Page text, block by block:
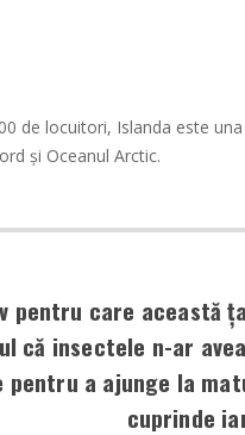
de locuitori, Islanda este
și Oceanul Arctic.
pentru care această
că insectele n-ar
pentru a ajunge la
cuprinde